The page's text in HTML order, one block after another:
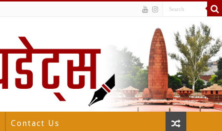
Contact Us